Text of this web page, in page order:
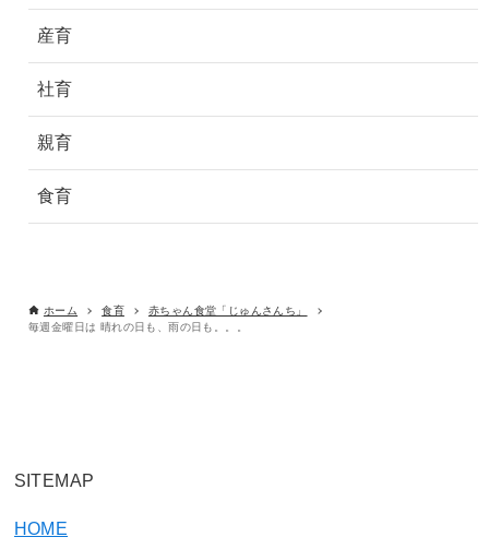
産育
社育
親育
食育
ホーム 食育
赤ちゃん食堂「じゅんさんち」
毎週金曜日は 晴れの日も、雨の日も。。。
SITEMAP
HOME